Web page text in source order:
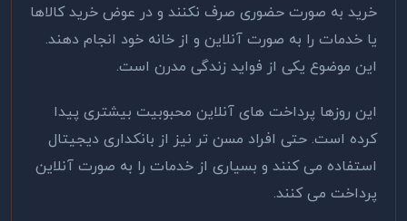
خرید به صورت حضوری صرف نکنند و در عوض خرید کالاها
یا خدمات را به صورت آنلاین و از خانه خود انجام دهند.
این موضوع یکی از فواید زندگی مدرن است.
این روزها پرداخت های آنلاین محبوبیت بیشتری پیدا
کرده است. حتی افراد مسن ‌تر نیز از بانکداری دیجیتال
استفاده می ‌کنند و بسیاری از خدمات را به صورت آنلاین
پرداخت می ‌کنند.